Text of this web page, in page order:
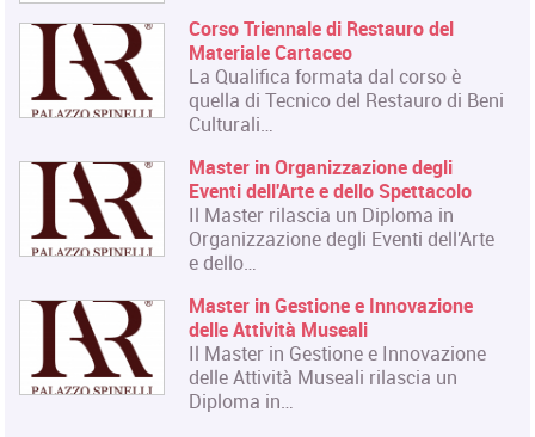
Corso Triennale di Restauro del
Materiale Cartaceo
La Qualifica formata dal corso è
quella di Tecnico del Restauro di Beni
Culturali…
Master in Organizzazione degli
Eventi dell'Arte e dello Spettacolo
Il Master rilascia un Diploma in
Organizzazione degli Eventi dell'Arte
e dello…
Master in Gestione e Innovazione
delle Attività Museali
Il Master in Gestione e Innovazione
delle Attività Museali rilascia un
Diploma in…